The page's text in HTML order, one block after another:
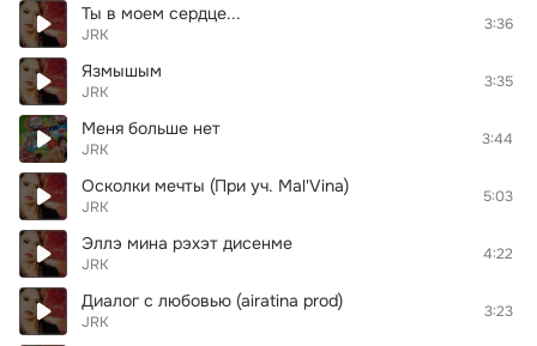
Ты в моем сердце...
JRK
3:36
Язмышым
JRK
3:35
Меня больше нет
JRK
3:44
Осколки мечты (При уч. Mal'Vina)
JRK
5:03
Эллэ мина рэхэт дисенме
JRK
4:22
Диалог с любовью (airatina prod)
JRK
3:23